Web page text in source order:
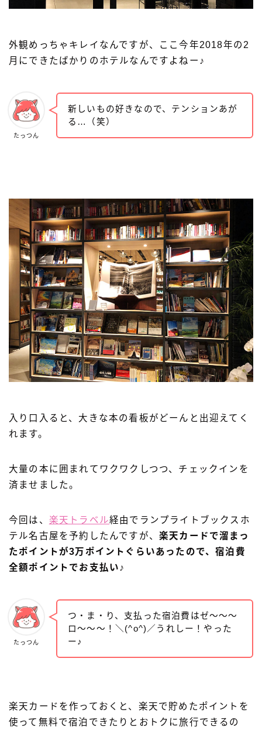
外観めっちゃキレイなんですが、ここ今年2018年の2
月にできたばかりのホテルなんですよねー♪
たっつん
新しいもの好きなので、テンションあが
る…（笑）
入り口入ると、大きな本の看板がどーんと出迎えてく
れます。
大量の本に囲まれてワクワクしつつ、チェックインを
済ませました。
今回は、 楽天トラベル経由でランプライトブックスホ
テル名古屋を予約したんですが、 楽天カードで溜まっ
たポイントが3万ポイントぐらいあったので、宿泊費
全額ポイントでお支払い♪
たっつん
つ・ま・り、支払った宿泊費はゼ～～～
ロ～～～！＼(^o^)／うれしー！やった
ー♪
楽天カードを作っておくと、楽天で貯めたポイントを
使って無料で宿泊できたりとおトクに旅行できるの